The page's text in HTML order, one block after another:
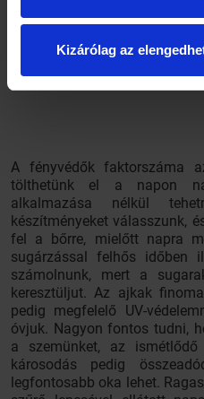
Kizárólag az
szereket, akkor a bőr az
pigmenttermeléssel, illetve
károsodás ellen.
A fényvédők faktorszáma
tölthetünk el a napon
alkalmazása nélkül
készítményeket válasszunk,
fel a bőrre, mielőtt napra
sugárzással felhős időben
számolnunk, mert a
keresztüljut. Az ajkak
pedig megfelelő UV-
óvjuk. Nagyon fontos tudni,
a szemünket, az
károsodás pedig
legfontosabb oka lehet.